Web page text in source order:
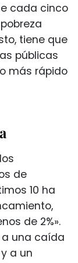
cada cinco
tiene que
públicas
más rápido
de
10 ha
de 2%».
una caída
a un